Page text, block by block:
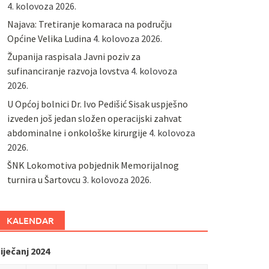
4. kolovoza 2026.
Najava: Tretiranje komaraca na području
Općine Velika Ludina 4. kolovoza 2026.
Županija raspisala Javni poziv za
sufinanciranje razvoja lovstva 4. kolovoza
2026.
U Općoj bolnici Dr. Ivo Pedišić Sisak uspješno
izveden još jedan složen operacijski zahvat
abdominalne i onkološke kirurgije 4. kolovoza
2026.
ŠNK Lokomotiva pobjednik Memorijalnog
turnira u Šartovcu 3. kolovoza 2026.
KALENDAR
2024